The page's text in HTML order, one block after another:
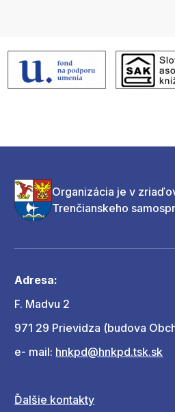
Organizácia je v
Trenčianskeho
Adresa:
F. Madvu 2
971 29 Prievidza (budova
e- mail: hnkpd@hnkpd.tsk.sk
Ďalšie kontakty